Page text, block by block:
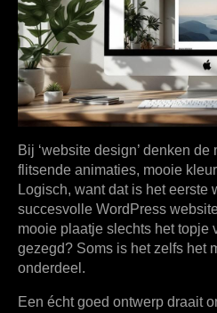
Bij ‘website design’ denken
flitsende animaties, mooie
Logisch, want dat is het eerste
succesvolle WordPress
mooie plaatje slechts het topje
gezegd? Soms is het zelfs het
onderdeel.
Een écht goed ontwerp draait